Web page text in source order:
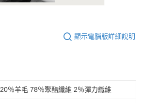
顯示電腦版詳細說明
20％羊毛 78％聚酯纖維 2％彈力纖維